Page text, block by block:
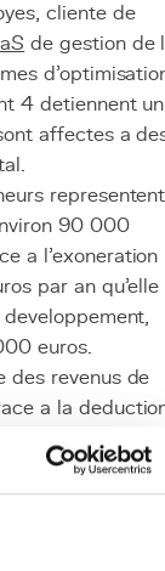
cliente de
de gestion de
4 detiennent un
affectes a
representent
90 000
a l'exoneration
par an qu'elle
euros.
des revenus de
a la
(apres
sont exoneres
passe